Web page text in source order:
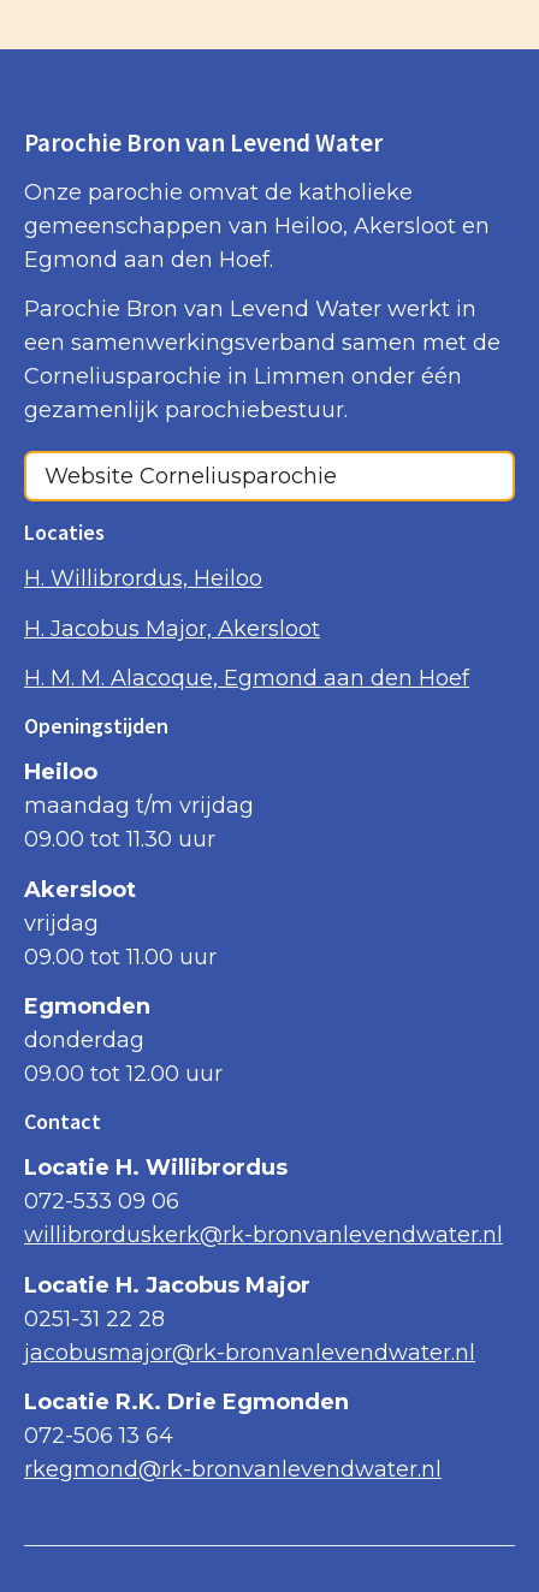
Parochie Bron van Levend Water
Onze parochie omvat de katholieke
gemeenschappen van Heiloo, Akersloot en
Egmond aan den Hoef.
Parochie Bron van Levend Water werkt in
een samenwerkingsverband samen met de
Corneliusparochie in Limmen onder één
gezamenlijk parochiebestuur.
Website Corneliusparochie
Locaties
H. Willibrordus, Heiloo
H. Jacobus Major, Akersloot
H. M. M. Alacoque, Egmond aan den Hoef
Openingstijden
Heiloo
maandag t/m vrijdag
09.00 tot 11.30 uur
Akersloot
vrijdag
09.00 tot 11.00 uur
Egmonden
donderdag
09.00 tot 12.00 uur
Contact
Locatie H. Willibrordus
072-533 09 06
willibrorduskerk@rk-bronvanlevendwater.nl
Locatie H. Jacobus Major
0251-31 22 28
jacobusmajor@rk-bronvanlevendwater.nl
Locatie R.K. Drie Egmonden
072-506 13 64
rkegmond@rk-bronvanlevendwater.nl